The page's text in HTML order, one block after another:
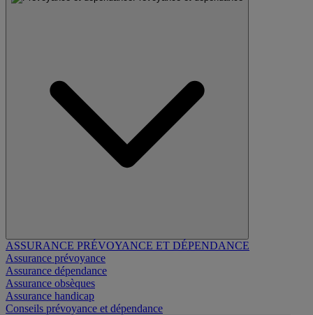
ASSURANCE PRÉVOYANCE ET DÉPENDANCE
Assurance prévoyance
Assurance dépendance
Assurance obsèques
Assurance handicap
Conseils prévoyance et dépendance